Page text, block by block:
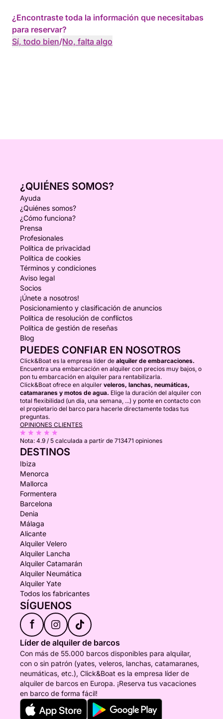
¿Encontraste toda la información que necesitabas
para reservar?
Sí, todo bien/No, falta algo
¿QUIÉNES SOMOS?
Ayuda
¿Quiénes somos?
¿Cómo funciona?
Prensa
Profesionales
Política de privacidad
Política de cookies
Términos y condiciones
Aviso legal
Socios
¡Únete a nosotros!
Posicionamiento y clasificación de anuncios
Política de resolución de conflictos
Política de gestión de reseñas
Blog
PUEDES CONFIAR EN NOSOTROS
Click&Boat es la empresa líder de alquiler de embarcaciones.
Encuentra una embarcación en alquiler con precios muy bajos, o
pon tu embarcación en alquiler para rentabilizarla.
Click&Boat ofrece en alquiler veleros, lanchas, neumáticas,
catamaranes y motos de agua. Elige la duración del alquiler con
total flexibilidad (un día, una semana, ...) y ponte en contacto con
el propietario del barco para hacerle directamente todas tus
preguntas.
OPINIONES CLIENTES
Nota: 4.9 / 5 calculada a partir de 713471 opiniones
DESTINOS
Ibiza
Menorca
Mallorca
Formentera
Barcelona
Denia
Málaga
Alicante
Alquiler Velero
Alquiler Lancha
Alquiler Catamarán
Alquiler Neumática
Alquiler Yate
Todos los fabricantes
SÍGUENOS
f
Líder de alquiler de barcos
Con más de 55.000 barcos disponibles para alquilar,
con o sin patrón (yates, veleros, lanchas, catamaranes,
neumáticas, etc.), Click&Boat es la empresa líder de
alquiler de barcos en Europa. ¡Reserva tus vacaciones
en barco de forma fácil!